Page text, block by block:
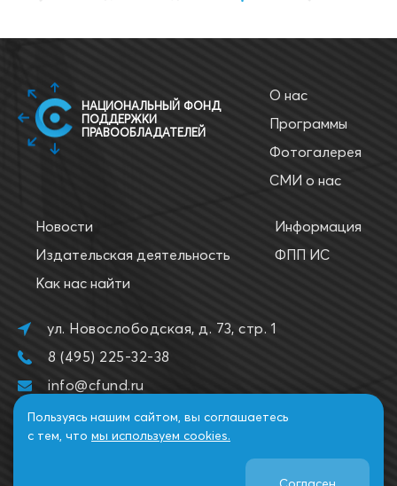
НАЦИОНАЛЬНЫЙ ФОНД
ПОДДЕРЖКИ
ПРАВООБЛАДАТЕЛЕЙ
О нас
Программы
Фотогалерея
СМИ о нас
Новости
Издательская деятельность
Как нас найти
Информация
ФПП ИС
ул. Новослободская, д. 73, стр. 1
8 (495) 225-32-38
info@cfund.ru
Пользуясь нашим сайтом, вы соглашаетесь
с тем, что мы используем cookies.